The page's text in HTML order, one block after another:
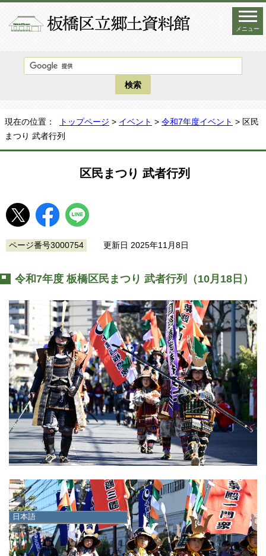
メニュー
日本語
日本語
English
한국어
現在の位置： トップページ > イベント > 令和7年度イベント > 区民
まつり 武者行列
区民まつり 武者行列
ページ番号3000754 更新日 2025年11月8日
令和7年度 板橋区民まつり 武者行列（10月18日）